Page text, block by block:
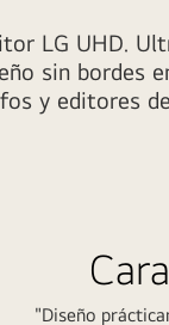
LG UHD.
sin bordes
y editores
"Diseño